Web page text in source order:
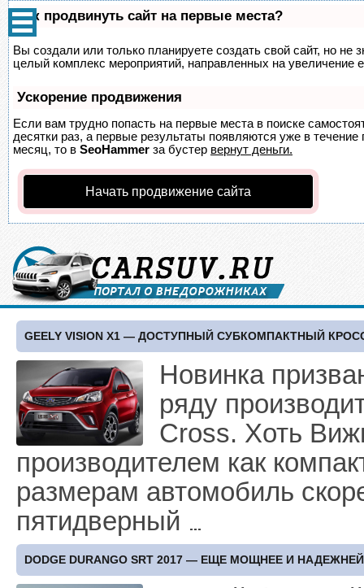
Как продвинуть сайт на первые места?
Вы создали или только планируете создать свой сайт, но не
целый комплекс мероприятий, направленных на увеличение
Ускорение продвижения
Если вам трудно попасть на первые места в поиске
десятки раз, а первые результаты появляются уже в
месяц, то в SeoHammer за бустер вернут деньги.
Начать продвижение сайта
GEELY VISION X1 — ДОСТУПНЫЙ СУБКОМПАКТНЫЙ
Новинка
ряду
Cross. Хоть
производителем как
размерам автомобиль
пятидверный
DODGE DURANGO SRT 2017 — ЕЩЕ МОЩНЕЕ И НАДЕЖНЕЙ